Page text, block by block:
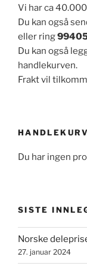
Vi har ca
Du kan også
eller ring
Du kan også
handlekurven.
Frakt vil
HANDLEKURV
Du har ingen
SISTE
Norske
27. januar 2024